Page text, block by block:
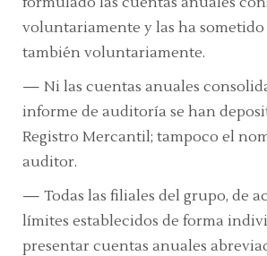
voluntariamente y las ha
también voluntariamente.
— Ni las cuentas anuales
informe de auditoría se han
Registro Mercantil; tampoco el
auditor.
— Todas las filiales del grupo, de
límites establecidos de forma
presentar cuentas anuales